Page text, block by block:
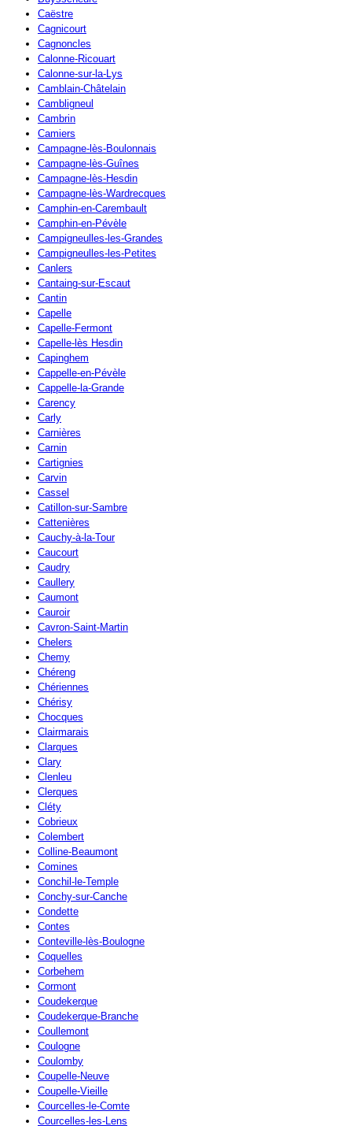
Caëstre
Cagnicourt
Cagnoncles
Calonne-Ricouart
Calonne-sur-la-Lys
Camblain-Châtelain
Cambligneul
Cambrin
Camiers
Campagne-lès-Boulonnais
Campagne-lès-Guînes
Campagne-lès-Hesdin
Campagne-lès-Wardrecques
Camphin-en-Carembault
Camphin-en-Pévèle
Campigneulles-les-Grandes
Campigneulles-les-Petites
Canlers
Cantaing-sur-Escaut
Cantin
Capelle
Capelle-Fermont
Capelle-lès Hesdin
Capinghem
Cappelle-en-Pévèle
Cappelle-la-Grande
Carency
Carly
Carnières
Carnin
Cartignies
Carvin
Cassel
Catillon-sur-Sambre
Cattenières
Cauchy-à-la-Tour
Caucourt
Caudry
Caullery
Caumont
Cauroir
Cavron-Saint-Martin
Chelers
Chemy
Chéreng
Chériennes
Chérisy
Chocques
Clairmarais
Clarques
Clary
Clenleu
Clerques
Cléty
Cobrieux
Colembert
Colline-Beaumont
Comines
Conchil-le-Temple
Conchy-sur-Canche
Condette
Contes
Conteville-lès-Boulogne
Coquelles
Corbehem
Cormont
Coudekerque
Coudekerque-Branche
Coullemont
Coulogne
Coulomby
Coupelle-Neuve
Coupelle-Vieille
Courcelles-le-Comte
Courcelles-les-Lens